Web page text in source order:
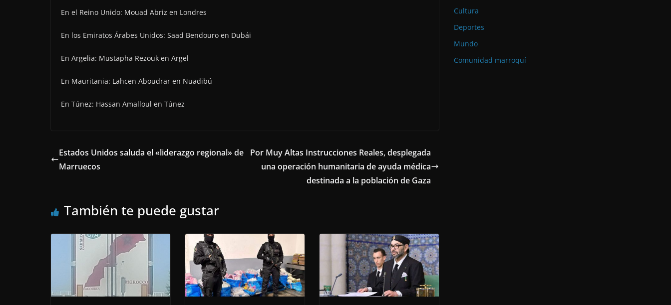
En el Reino Unido: Mouad Abriz en Londres
En los Emiratos Árabes Unidos: Saad Bendouro en Dubái
En Argelia: Mustapha Rezouk en Argel
En Mauritania: Lahcen Aboudrar en Nuadibú
En Túnez: Hassan Amalloul en Túnez
Estados Unidos saluda el «liderazgo regional» de
Marruecos
Por Muy Altas Instrucciones Reales, desplegada
una operación humanitaria de ayuda médica
destinada a la población de Gaza
También te puede gustar
Cultura
Deportes
Mundo
Comunidad marroquí